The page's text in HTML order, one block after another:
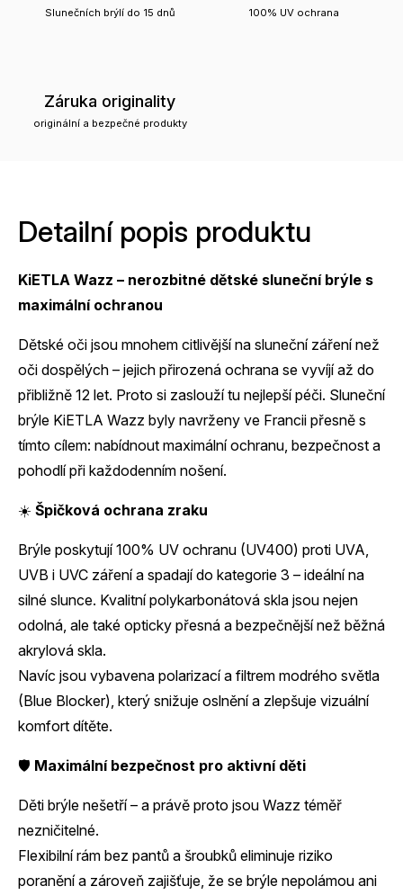
Slunečních brýlí do 15 dnů 100% UV ochrana
Záruka originality
originální a bezpečné produkty
Detailní popis produktu
KiETLA Wazz – nerozbitné dětské sluneční brýle s
maximální ochranou
Dětské oči jsou mnohem citlivější na sluneční záření než
oči dospělých – jejich přirozená ochrana se vyvíjí až do
přibližně 12 let. Proto si zaslouží tu nejlepší péči. Sluneční
brýle KiETLA Wazz byly navrženy ve Francii přesně s
tímto cílem: nabídnout maximální ochranu, bezpečnost a
pohodlí při každodenním nošení.
☀️ Špičková ochrana zraku
Brýle poskytují 100% UV ochranu (UV400) proti UVA,
UVB i UVC záření a spadají do kategorie 3 – ideální na
silné slunce. Kvalitní polykarbonátová skla jsou nejen
odolná, ale také opticky přesná a bezpečnější než běžná
akrylová skla.
Navíc jsou vybavena polarizací a filtrem modrého světla
(Blue Blocker), který snižuje oslnění a zlepšuje vizuální
komfort dítěte.
🛡️ Maximální bezpečnost pro aktivní děti
Děti brýle nešetří – a právě proto jsou Wazz téměř
nezničitelné.
Flexibilní rám bez pantů a šroubků eliminuje riziko
poranění a zároveň zajišťuje, že se brýle nepolámou ani